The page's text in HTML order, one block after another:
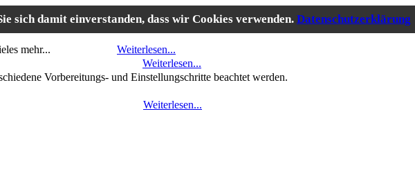
sich damit einverstanden, dass wir Cookies verwenden. Datenschutzerklärung
- und vieles mehr... Weiterlesen...
Weiterlesen...
Vorbereitungs- und Einstellungschritte beachtet werden.
auf "Weiterlesen..." Weiterlesen...